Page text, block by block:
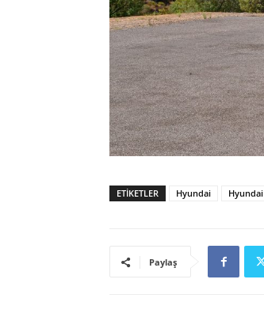
ETIKETLER Hyundai
Paylaş